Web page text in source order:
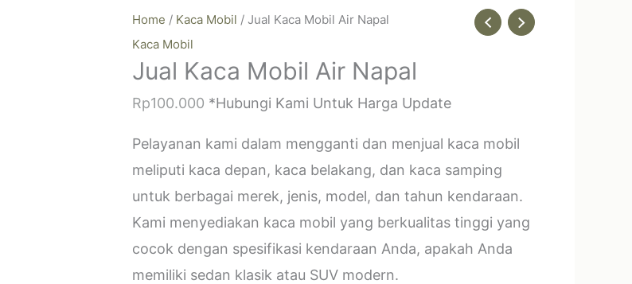
Home / Kaca Mobil / Jual Kaca Mobil Air Napal
Kaca Mobil
Jual Kaca Mobil Air Napal
Rp100.000 *Hubungi Kami Untuk Harga Update
Pelayanan kami dalam mengganti dan menjual kaca mobil
meliputi kaca depan, kaca belakang, dan kaca samping
untuk berbagai merek, jenis, model, dan tahun kendaraan.
Kami menyediakan kaca mobil yang berkualitas tinggi yang
cocok dengan spesifikasi kendaraan Anda, apakah Anda
memiliki sedan klasik atau SUV modern.